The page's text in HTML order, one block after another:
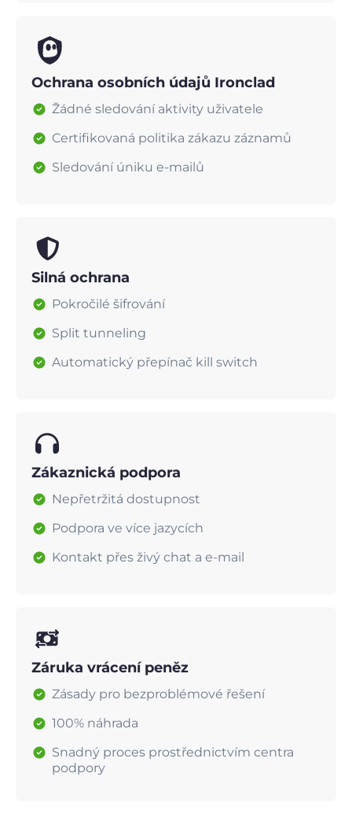
Ochrana osobních údajů Ironclad
Žádné sledování aktivity uživatele
Certifikovaná politika zákazu záznamů
Sledování úniku e-mailů
Silná ochrana
Pokročilé šifrování
Split tunneling
Automatický přepínač kill switch
Zákaznická podpora
Nepřetržitá dostupnost
Podpora ve více jazycích
Kontakt přes živý chat a e-mail
Záruka vrácení peněz
Zásady pro bezproblémové řešení
100% náhrada
Snadný proces prostřednictvím centra
podpory